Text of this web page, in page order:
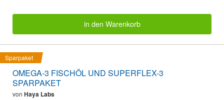
in den Warenkorb
Sparpaket
OMEGA-3 FISCHÖL UND SUPERFLEX-3
SPARPAKET
von Haya Labs